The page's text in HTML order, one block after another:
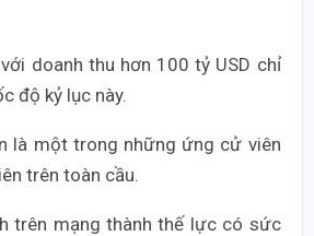
doanh thu hơn 100 tỷ USD chỉ
độ kỷ lục này.
là một trong những ứng cử viên
trên toàn cầu.
trên mạng thành thế lực có sức